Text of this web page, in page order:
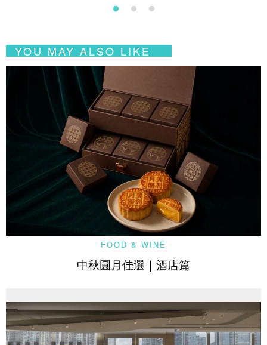
YOU MAY ALSO LIKE
FOOD & WINE
中秋圓月佳選｜酒店篇